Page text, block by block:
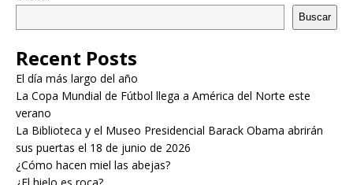
Buscar
Recent Posts
El día más largo del año
La Copa Mundial de Fútbol llega a América del Norte este
verano
La Biblioteca y el Museo Presidencial Barack Obama abrirán
sus puertas el 18 de junio de 2026
¿Cómo hacen miel las abejas?
¿El hielo es roca?